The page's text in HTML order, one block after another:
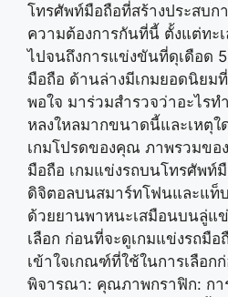
โทรศัพท์มือถือที่สร้างประสบ
ความต้องการกันที่นี้ ตั้งแต่ทะ
ไปจนถึงการแข่งขันที่ดุเดือด
มือถือ ด้านล่างมีเกมยอดนิยม
พอใจ มาร่วมสำรวจว่าอะไรท
หลงใหลมากขนาดนี้และเหตุ
เกมโปรดของคุณ ภาพรวมขอ
มือถือ เกมแข่งรถบนโทรศัพท์
ดิจิตอลบนสมาร์ทโฟนและแท็
ด้วยยานพาหนะเสมือนบนลู่แ
เลือก ก่อนที่จะดูเกมแข่งรถมื
เข้าใจเกณฑ์ที่ใช้ในการเลือ
พิจารณา: คุณภาพกราฟิก: กา